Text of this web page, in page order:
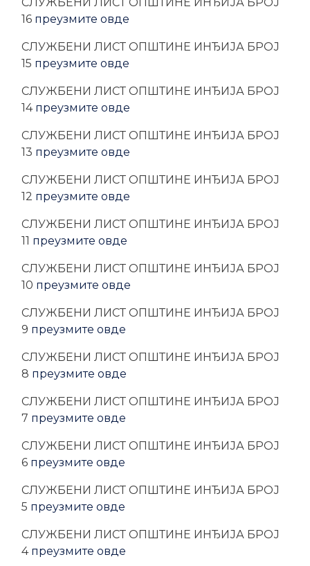
16 преузмите овде
CЛУЖБЕНИ ЛИСТ ОПШТИНЕ ИНЂИЈА БРОЈ
15 преузмите овде
CЛУЖБЕНИ ЛИСТ ОПШТИНЕ ИНЂИЈА БРОЈ
14 преузмите овде
CЛУЖБЕНИ ЛИСТ ОПШТИНЕ ИНЂИЈА БРОЈ
13 преузмите овде
CЛУЖБЕНИ ЛИСТ ОПШТИНЕ ИНЂИЈА БРОЈ
12 преузмите овде
CЛУЖБЕНИ ЛИСТ ОПШТИНЕ ИНЂИЈА БРОЈ
11 преузмите овде
CЛУЖБЕНИ ЛИСТ ОПШТИНЕ ИНЂИЈА БРОЈ
10 преузмите овде
CЛУЖБЕНИ ЛИСТ ОПШТИНЕ ИНЂИЈА БРОЈ
9 преузмите овде
CЛУЖБЕНИ ЛИСТ ОПШТИНЕ ИНЂИЈА БРОЈ
8 преузмите овде
CЛУЖБЕНИ ЛИСТ ОПШТИНЕ ИНЂИЈА БРОЈ
7 преузмите овде
CЛУЖБЕНИ ЛИСТ ОПШТИНЕ ИНЂИЈА БРОЈ
6 преузмите овде
CЛУЖБЕНИ ЛИСТ ОПШТИНЕ ИНЂИЈА БРОЈ
5 преузмите овде
CЛУЖБЕНИ ЛИСТ ОПШТИНЕ ИНЂИЈА БРОЈ
4 преузмите овде